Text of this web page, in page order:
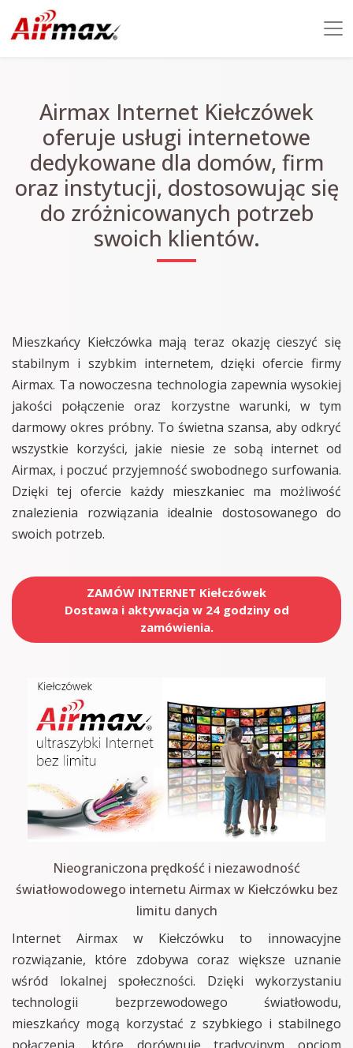
Airmax Internet Kiełczówek
oferuje usługi internetowe
dedykowane dla domów, firm
oraz instytucji, dostosowując się
do zróżnicowanych potrzeb
swoich klientów.
Mieszkańcy Kiełczówka mają teraz okazję cieszyć się
stabilnym i szybkim internetem, dzięki ofercie firmy
Airmax. Ta nowoczesna technologia zapewnia wysokiej
jakości połączenie oraz korzystne warunki, w tym
darmowy okres próbny. To świetna szansa, aby odkryć
wszystkie korzyści, jakie niesie ze sobą internet od
Airmax, i poczuć przyjemność swobodnego surfowania.
Dzięki tej ofercie każdy mieszkaniec ma możliwość
znalezienia rozwiązania idealnie dostosowanego do
swoich potrzeb.
ZAMÓW INTERNET Kiełczówek
Dostawa i aktywacja w 24 godziny od
zamówienia.
Nieograniczona prędkość i niezawodność
światłowodowego internetu Airmax w Kiełczówku bez
limitu danych
Internet Airmax w Kiełczówku to innowacyjne
rozwiązanie, które zdobywa coraz większe uznanie
wśród lokalnej społeczności. Dzięki wykorzystaniu
technologii bezprzewodowego światłowodu,
mieszkańcy mogą korzystać z szybkiego i stabilnego